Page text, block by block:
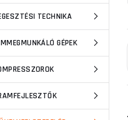
TECHNIKA
GÉPEK